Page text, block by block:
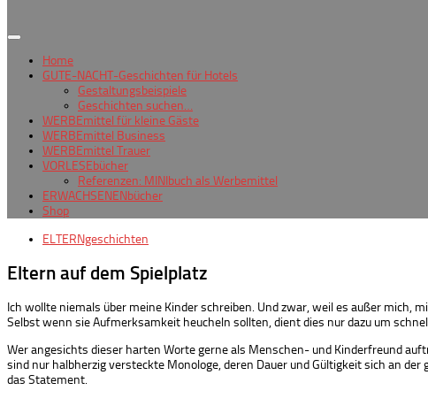
Home
GUTE-NACHT-Geschichten für Hotels
Gestaltungsbeispiele
Geschichten suchen…
WERBEmittel für kleine Gäste
WERBEmittel Business
WERBEmittel Trauer
VORLESEbücher
Referenzen: MINIbuch als Werbemittel
ERWACHSENENbücher
Shop
ELTERNgeschichten
Eltern auf dem Spielplatz
Ich wollte niemals über meine Kinder schreiben. Und zwar, weil es außer
Selbst wenn sie Aufmerksamkeit heucheln sollten, dient dies nur dazu um
Wer angesichts dieser harten Worte gerne als Menschen- und Kinderfreund
sind nur halbherzig versteckte Monologe, deren Dauer und Gültigkeit sich an
das Statement.